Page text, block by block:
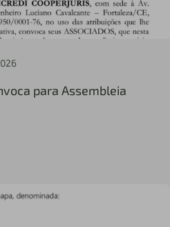
para Assembleia